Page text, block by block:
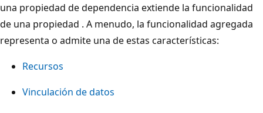
una propiedad de dependencia extiende la funcionalidad
de una propiedad . A menudo, la funcionalidad agregada
representa o admite una de estas características:
Recursos
Vinculación de datos